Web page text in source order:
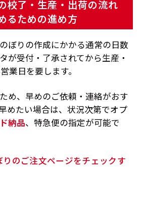
校了・生産・出荷の流れ
ための進め方
ぼりの作成にかかる通常の日数
が受付・了承されてから生産・
業日を要します。
め、早めのご依頼・連絡がおす
めたい場合は、状況次第でオプ
納品、特急便の指定が可能で
りのご注文ページをチェックす